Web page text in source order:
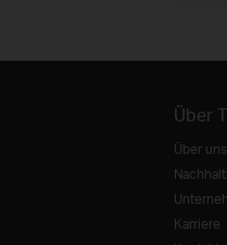
Über
Über uns
Karriere